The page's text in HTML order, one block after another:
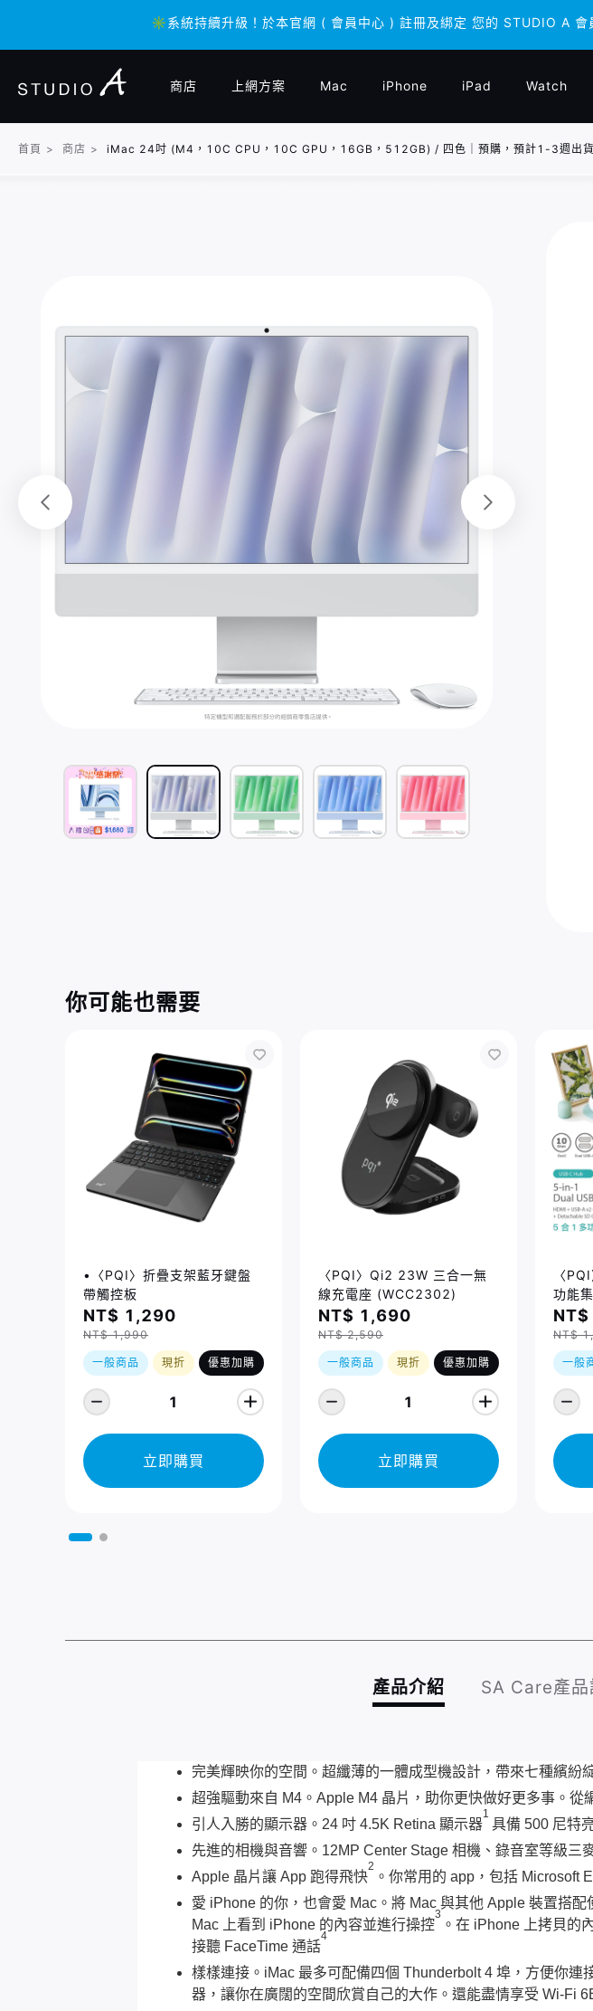
✳️系統持續升級！於本官網 ( 會員中心 ) 註冊及綁定 您的 STUDIO A 會
✳️系統持續升級！於本官網 ( 會員中心 ) 註冊及綁定 您的 STUDIO A 會
商店 上網方案 Mac iPhone iPad Watch
首頁 > 商店 > iMac 24吋 (M4，10C CPU，10C GPU，16GB，512GB) / 四色｜預購，預計1-3週出貨
你可能也需要
•〈PQI〉折疊支架藍牙鍵盤
帶觸控板
NT$ 1,290
NT$ 1,990
一般商品 現折 優惠加購
1
立即購買
〈PQI〉Qi2 23W 三合一無
線充電座 (WCC2302)
NT$ 1,690
NT$ 2,590
一般商品 現折 優惠加購
1
立即購買
〈
功能
U988
記憶
NT$
一般
產品介紹 SA Care產品
完美輝映你的空間。超纖薄的一體成型機設計，帶來七種繽紛
超強驅動來自 M4。Apple M4 晶片，助你更快做好更多事。
引人入勝的顯示器。24 吋 4.5K Retina 顯示器
1
具備 500 尼特
先進的相機與音響。12MP Center Stage 相機、錄音室等級
Apple 晶片讓 App 跑得飛快
2
。你常用的 app，包括 Microsoft
愛 iPhone 的你，也會愛 Mac。將 Mac 與其他 Apple 裝置搭
Mac 上看到 iPhone 的內容並進行操控
3
。在 iPhone 上拷貝的
接聽 FaceTime 通話
4
樣樣連接。iMac 最多可配備四個 Thunderbolt 4 埠，方便你
器，讓你在廣闊的空間欣賞自己的大作。還能盡情享受 Wi-Fi